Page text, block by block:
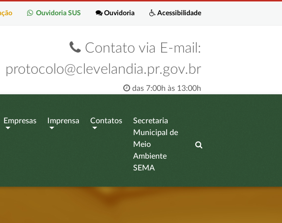
Acessibilidade
Ouvidoria
Ouvidoria SUS
Contato via E-mail:
protocolo@clevelandia.pr.gov.br
das 7:00h às 13:00h
Empresas Imprensa Contatos
Secretaria
Municipal de
Meio
Ambiente
SEMA